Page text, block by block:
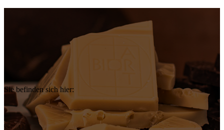
Sie befinden sich hier: